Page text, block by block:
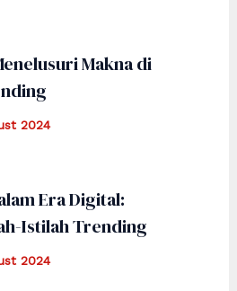
Makna di
2024
Era Digital:
Istilah Trending
2024